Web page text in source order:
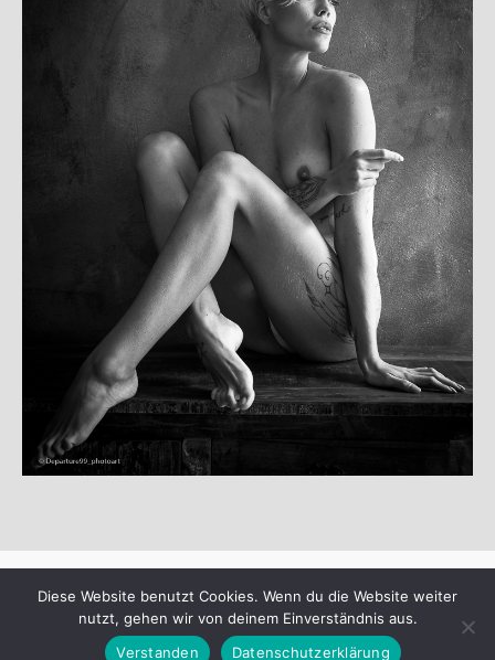
© Copyright 2025 departure99-photoart ·
Diese Website benutzt Cookies. Wenn du die Website weiter
nutzt, gehen wir von deinem Einverständnis aus.
Verstanden
Datenschutzerklärung